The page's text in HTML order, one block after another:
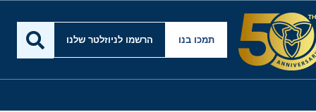
תמכו בנו הרשמו לניוזלטר שלנו